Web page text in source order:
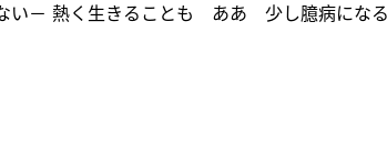
い－ 熱く生きることも ああ 少し臆病に